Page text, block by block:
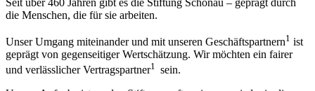
die Menschen, die für sie arbeiten.
Unser Umgang miteinander und mit unseren Geschäftspartnern1 ist
geprägt von gegenseitiger Wertschätzung. Wir möchten ein fairer
und verlässlicher Vertragspartner1 sein.